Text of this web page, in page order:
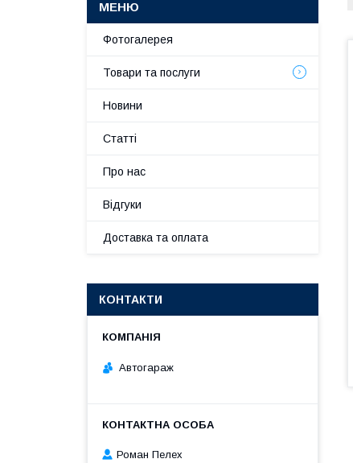
Фотогалерея
Товари та послуги
Новини
Статті
Про нас
Відгуки
Доставка та оплата
КОНТАКТИ
Автогараж
Роман Пелех